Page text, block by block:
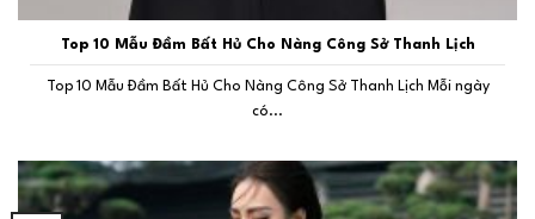
Top 10 Mẫu Đầm Bất Hủ Cho Nàng Công Sở Thanh Lịch
Top 10 Mẫu Đầm Bất Hủ Cho Nàng Công Sở Thanh Lịch Mỗi ngày
có...